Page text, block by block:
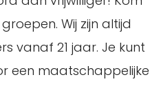
Wij zijn altijd
vanaf 21 jaar. Je kunt
een maatschappelijke